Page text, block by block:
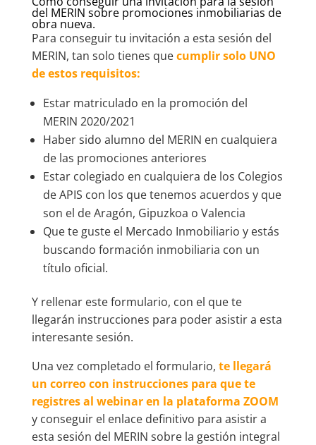
del MERIN sobre promociones inmobiliarias de
obra nueva.
Para conseguir tu invitación a esta sesión del
MERIN, tan solo tienes quecumplir solo UNO
de estos requisitos:
Estar matriculado en la promoción del
MERIN 2020/2021
Haber sido alumno del MERIN en cualquiera
de las promociones anteriores
Estar colegiado en cualquiera de los Colegios
de APIS con los que tenemos acuerdos y que
son el de Aragón, Gipuzkoa o Valencia
Que te guste el Mercado Inmobiliario y estás
buscando formación inmobiliaria con un
título oficial.
Y rellenar este formulario, con el que te
llegarán instrucciones para poder asistir a esta
interesante sesión.
Una vez completado el formulario, te llegará
un correo con instrucciones para que te
registres al webinar en la plataforma ZOOM
y conseguir el enlace definitivo para asistir a
esta sesión del MERIN sobre la gestión integral